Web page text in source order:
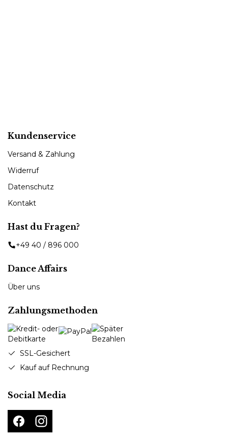
Kundenservice
Versand & Zahlung
Widerruf
Datenschutz
Kontakt
Hast du Fragen?
+49 40 / 896 000
Dance Affairs
Über uns
Zahlungsmethoden
SSL-Gesichert
Kauf auf Rechnung
Social Media